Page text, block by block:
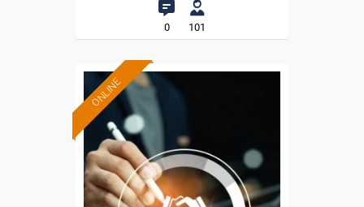
0 101
ONLINE
Formación 100%
subvencionada.
Para desempleados,
trabajadores y autónomos.